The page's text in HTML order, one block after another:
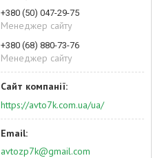
+380 (50) 047-29-75
Менеджер сайту
+380 (68) 880-73-76
Менеджер сайту
https://avto7k.com.ua/ua/
avtozp7k@gmail.com